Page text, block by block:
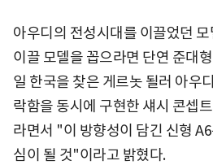
아우디의 전성시대를 이끌었던
이끌 모델을 꼽으라면 단연 준대
일 한국을 찾은 게르놋 될러 아우
락함을 동시에 구현한 섀시 콘셉
라면서 "이 방향성이 담긴 신형
심이 될 것"이라고 밝혔다.